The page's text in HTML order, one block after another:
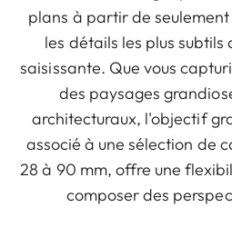
plans à partir de
les détails les plus subtils
saisissante. Que vous
des paysages
architecturaux, l'objectif
associé à une sélection de
28 à 90 mm, offre une
composer des